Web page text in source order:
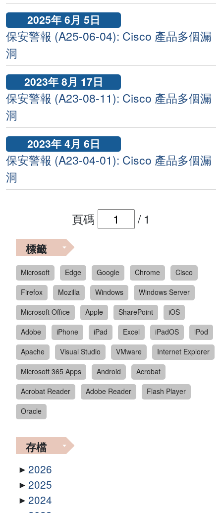
2025年 6月 5日
保安警報 (A25-06-04): Cisco 產品多個漏
洞
2023年 8月 17日
保安警報 (A23-08-11): Cisco 產品多個漏
洞
2023年 4月 6日
保安警報 (A23-04-01): Cisco 產品多個漏
洞
頁碼 / 1
標籤
Microsoft Edge Google Chrome
Cisco
Firefox
Mozilla Windows
Windows Server
Microsoft Office
Apple SharePoint
iOS
Adobe
iPhone iPad Excel iPadOS
iPod
Apache
Visual Studio VMware
Internet Explorer
Microsoft 365 Apps
Android
Acrobat
Acrobat Reader
Adobe Reader
Flash Player
Oracle
存檔
2026
2025
2024